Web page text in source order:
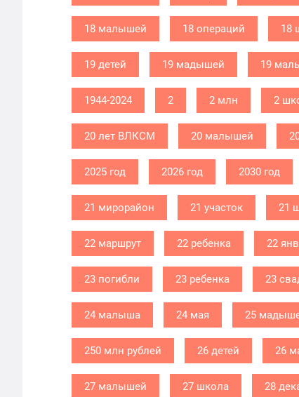
18 малышей 18 операций 18
19 детей 19 мадышей 19
1944-2024 2 2 млн 2
20 лет ВЛКСМ 20 малышей
2025 год 2026 год 2030 год
21 мирорайон 21 участок 21
22 маршрут 22 ребенка 22
23 погибли 23 ребенка 23
24 малыша 24 мая 25
250 млн рублей 26 детей 26
27 малышей 27 школа 28